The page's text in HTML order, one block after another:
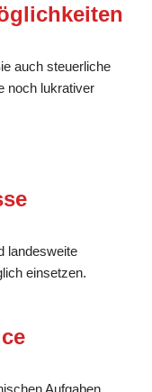
auch steuerliche
noch lukrativer
landesweite
einsetzen.
Aufgaben